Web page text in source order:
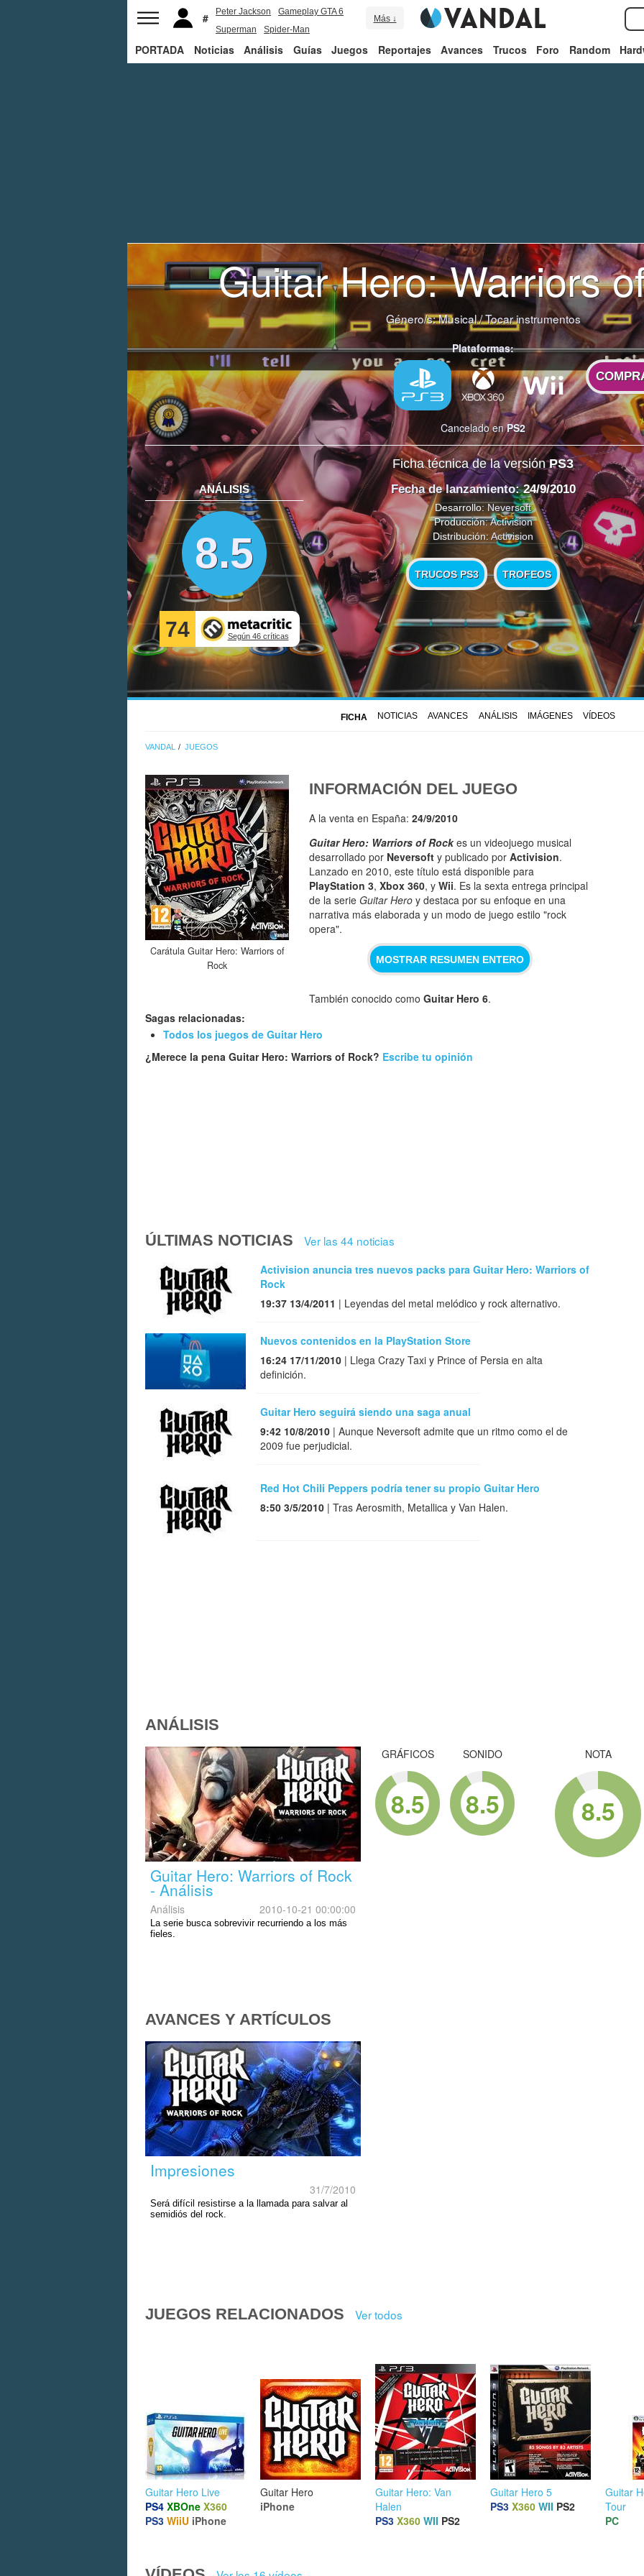
Peter Jackson
Gameplay GTA 6
Superman
Spider-Man
Más ↓
PORTADA Noticias Análisis Guías Juegos Reportajes Avances Trucos Foro Random
Guitar Hero: Warriors
Género/s:Musical/Tocar instrumentos
Plataformas:
Cancelado enPS2
Ficha técnica de la versiónPS3
ANÁLISIS
8.5
74 Según 46 críticas
Fecha de lanzamiento: 24/9/2010
Desarrollo:Neversoft
Producción:Activision
Distribución:Activision
TRUCOS PS3 TROFEOS
FICHA NOTICIAS AVANCES ANÁLISIS IMÁGENES VÍDEOS
VANDAL JUEGOS
Carátula Guitar Hero: Warriors of
Rock
INFORMACIÓN DEL JUEGO
A la venta en España: 24/9/2010
Guitar Hero: Warriors of Rockes un videojuego musical
desarrollado por Neversoft y publicado por Activision.
Lanzado en 2010, este título está disponible para
PlayStation 3, Xbox 360, y Wii. Es la sexta entrega principal
de la serie Guitar Hero y destaca por su enfoque en una
narrativa más elaborada y un modo de juego estilo "rock
opera".
MOSTRAR RESUMEN ENTERO
También conocido como Guitar Hero 6.
Sagas relacionadas:
Todos los juegos de Guitar Hero
¿Merece la pena Guitar Hero: Warriors of Rock? Escribe tu opinión
ÚLTIMAS NOTICIAS Ver las 44 noticias
Activision anuncia tres nuevos packs para Guitar Hero: Warriors of
Rock
19:37 13/4/2011 | Leyendas del metal melódico y rock alternativo.
Nuevos contenidos en la PlayStation Store
16:24 17/11/2010 | Llega Crazy Taxi y Prince of Persia en alta
definición.
Guitar Hero seguirá siendo una saga anual
9:42 10/8/2010 | Aunque Neversoft admite que un ritmo como el de
2009 fue perjudicial.
Red Hot Chili Peppers podría tener su propio Guitar Hero
8:50 3/5/2010 | Tras Aerosmith, Metallica y Van Halen.
ANÁLISIS
Guitar Hero: Warriors of Rock
- Análisis
Análisis 2010-10-21 00:00:00
La serie busca sobrevivir recurriendo a los más
fieles.
GRÁFICOS
8.5
SONIDO
8.5
NOTA
8.5
AVANCES Y ARTÍCULOS
Impresiones
31/7/2010
Será difícil resistirse a la llamada para salvar al
semidiós del rock.
JUEGOS RELACIONADOS Ver todos
Guitar Hero Live
PS4 XBOne X360
PS3 WiiU iPhone
Guitar Hero
iPhone
Guitar Hero: Van
Halen
PS3 X360 WII PS2
Guitar Hero 5
PS3 X360 WII PS2
Guitar
Tour
PC